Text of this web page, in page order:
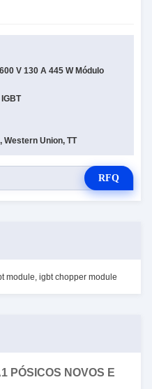
V 130 A 445 W Módulo
Western Union, TT
RFQ
module igbt chopper module
PÓSICOS NOVOS E